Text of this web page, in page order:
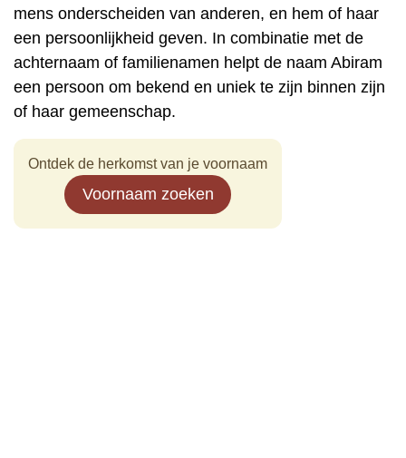
mens onderscheiden van anderen, en hem of haar
een persoonlijkheid geven. In combinatie met de
achternaam of familienamen helpt de naam Abiram
een persoon om bekend en uniek te zijn binnen zijn
of haar gemeenschap.
Ontdek de herkomst van je voornaam
Voornaam zoeken